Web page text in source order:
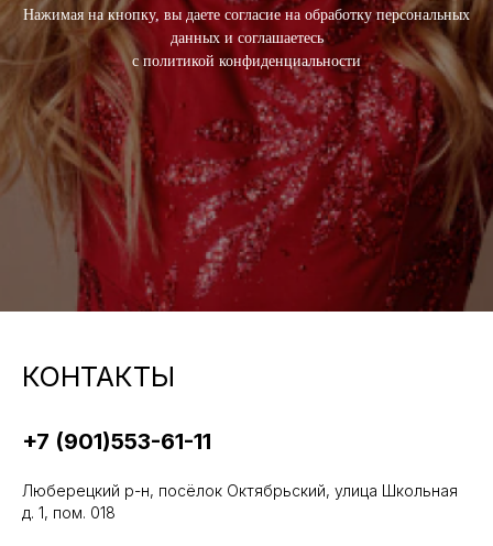
Нажимая на кнопку, вы даете согласие на обработку персональных
данных и соглашаетесь
c политикой конфиденциальности
КОНТАКТЫ
+7 (901)553-61-11
Люберецкий р-н, посёлок Октябрьский, улица Школьная
д. 1, пом. 018